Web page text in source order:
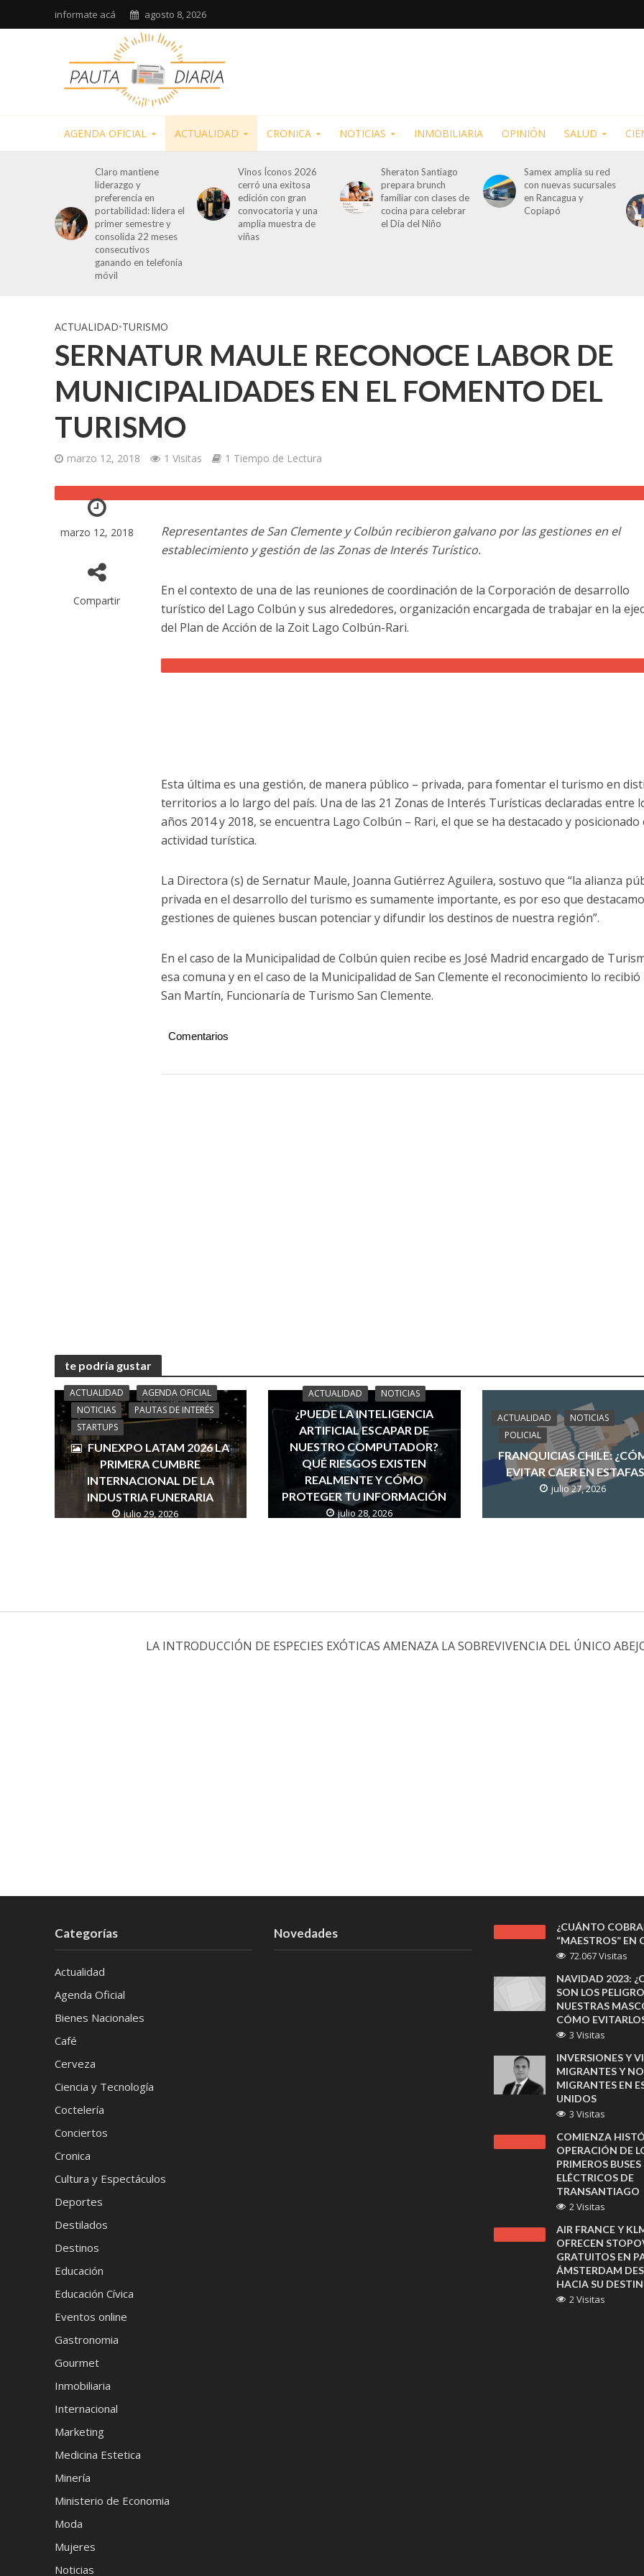
informate acá agosto 8, 2026
AGENDA OFICIAL ACTUALIDAD CRONICA NOTICIAS INMOBILIARIA OPINIÓN SALUD
Claro mantiene
liderazgo y
preferencia en
portabilidad: lidera el
primer semestre y
consolida 22 meses
consecutivos
ganando en telefonía
móvil
Vinos Íconos 2026
cerró una exitosa
edición con gran
convocatoria y una
amplia muestra de
viñas
Sheraton Santiago
prepara brunch
familiar con clases de
cocina para celebrar
el Día del Niño
Samex amplía su red
con nuevas sucursales
en Rancagua y
Copiapó
ACTUALIDAD•TURISMO
SERNATUR MAULE RECONOCE LABOR DE
MUNICIPALIDADES EN EL FOMENTO DEL
TURISMO
marzo 12, 2018 1 Visitas 1 Tiempo de Lectura
marzo 12, 2018
Compartir
Representantes de San Clemente y Colbún recibieron galvano por las gestiones en el
establecimiento y gestión de las Zonas de Interés Turístico.
En el contexto de una de las reuniones de coordinación de la Corporación de desarrollo
turístico del Lago Colbún y sus alrededores, organización encargada de trabajar en la
del Plan de Acción de la Zoit Lago Colbún-Rari.
Esta última es una gestión, de manera público – privada, para fomentar el turismo en
territorios a lo largo del país. Una de las 21 Zonas de Interés Turísticas declaradas entre
años 2014 y 2018, se encuentra Lago Colbún – Rari, el que se ha destacado y posicionado
actividad turística.
La Directora (s) de Sernatur Maule, Joanna Gutiérrez Aguilera, sostuvo que “la alianza
privada en el desarrollo del turismo es sumamente importante, es por eso que
gestiones de quienes buscan potenciar y difundir los destinos de nuestra región”.
En el caso de la Municipalidad de Colbún quien recibe es José Madrid encargado de
esa comuna y en el caso de la Municipalidad de San Clemente el reconocimiento lo recibió
San Martín, Funcionaría de Turismo San Clemente.
Comentarios
te podría gustar
ACTUALIDAD
AGENDA OFICIAL
NOTICIAS
PAUTAS DE INTERÉS
STARTUPS
FUNEXPO LATAM 2026 LA
PRIMERA CUMBRE
INTERNACIONAL DE LA
INDUSTRIA FUNERARIA
julio 29, 2026
ACTUALIDAD NOTICIAS
¿PUEDE LA INTELIGENCIA
ARTIFICIAL ESCAPAR DE
NUESTRO COMPUTADOR?
QUÉ RIESGOS EXISTEN
REALMENTE Y CÓMO
PROTEGER TU INFORMACIÓN
julio 28, 2026
ACTUALIDAD
NOTICIAS
POLICIAL
FRANQUICIAS CHILE:
EVITAR CAER EN
julio 27, 2026
LA INTRODUCCIÓN DE ESPECIES EXÓTICAS AMENAZA LA SOBREVIVENCIA DEL ÚNICO
Categorías
Actualidad
Agenda Oficial
Bienes Nacionales
Café
Cerveza
Ciencia y Tecnología
Coctelería
Conciertos
Cronica
Cultura y Espectáculos
Deportes
Destilados
Destinos
Educación
Educación Cívica
Eventos online
Gastronomia
Gourmet
Inmobiliaria
Internacional
Marketing
Medicina Estetica
Minería
Ministerio de Economia
Moda
Mujeres
Noticias
Novedades
¿CUÁNTO
“MAESTROS” EN
72.067 Visitas
NAVIDAD 2023:
SON LOS
NUESTRAS
CÓMO
3 Visitas
INVERSIONES Y
MIGRANTES Y NO
MIGRANTES EN
UNIDOS
3 Visitas
COMIENZA
OPERACIÓN DE
PRIMEROS BUSES
ELÉCTRICOS DE
TRANSANTIAGO
2 Visitas
AIR FRANCE Y
OFRECEN
GRATUITOS EN
ÁMSTERDAM
HACIA SU
2 Visitas